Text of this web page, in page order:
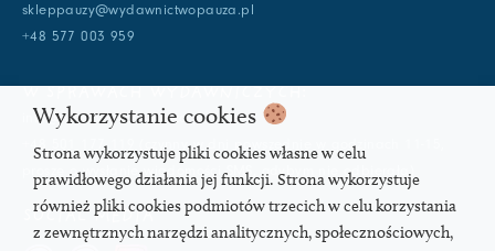
skleppauzy@wydawnictwopauza.pl
+48 577 003 959
info@wydawnictwopauza.pl
+48 501 177 119 (czynny w dni powszednie w godzinach 11-15,
proszę o wysłanie wiadomości SMS, gdybym nie odbierała)
SOCIAL MEDIA
Wykorzystanie cookies
Strona wykorzystuje pliki cookies własne w celu
prawidłowego działania jej funkcji. Strona wykorzystuje
również pliki cookies podmiotów trzecich w celu korzystania
z zewnętrznych narzędzi analitycznych, społecznościowych,